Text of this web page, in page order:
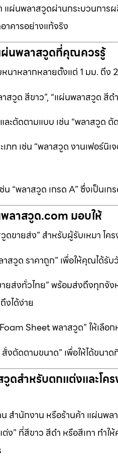
ผ่นพลาสวูดผ่านกระบวนการผ
าคารอย่างแท้จริง
นพลาสวูดที่คุณควรรู้
าหลากหลายตั้งแต่ 1 มม. ถึง
สวูด สีขาว”, “แผ่นพลาสวูด สี
ละตัดตามแบบ เช่น “พลาสวูด
เภท เช่น “พลาสวูด งานเฟอร์นิ
ช่น “พลาสวูด เกรด A” ซึ่งเป็
ลาสวูด.com มอบให้
ดขายส่ง” สำหรับผู้รับเหมา โค
าสวูด ราคาถูก” เพื่อให้คุณได้
ยส่งทั่วไทย” พร้อมส่งถึงทุกจั
งได้ง่าย
Sheet พลาสวูด” ให้เลือ
งตัดตามขนาด” เพื่อให้ได้ขนาด
ดสำหรับตกแต่งและโคร
สำนักงาน หรือร้านค้า แผ่นพล
ง” ที่สีขาว สีดำ หรือสีเทา ทำ